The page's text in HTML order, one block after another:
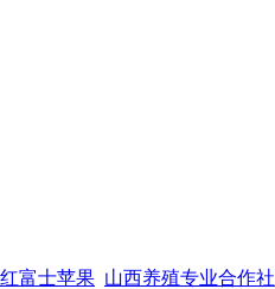
富士苹果 山西养殖专业合作社